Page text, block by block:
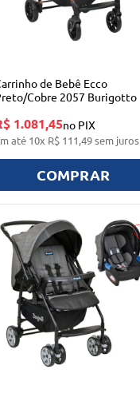
de Bebê Ecco
Cobre 2057 Burigotto
1.081,45no PIX
até 10x R$ 111,49sem juros
COMPRAR